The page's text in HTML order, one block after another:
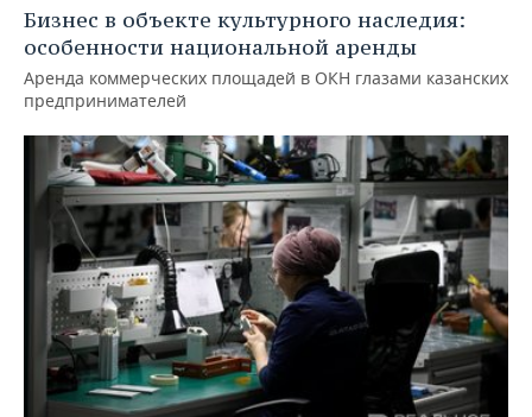
Бизнес в объекте культурного наследия:
особенности национальной аренды
Аренда коммерческих площадей в ОКН глазами казанских
предпринимателей